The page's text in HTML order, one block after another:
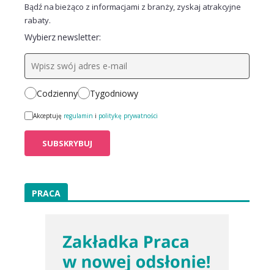
Bądź na bieżąco z informacjami z branży, zyskaj atrakcyjne
rabaty.
Wybierz newsletter:
Codzienny Tygodniowy
Akceptuję regulamin i politykę prywatności
PRACA